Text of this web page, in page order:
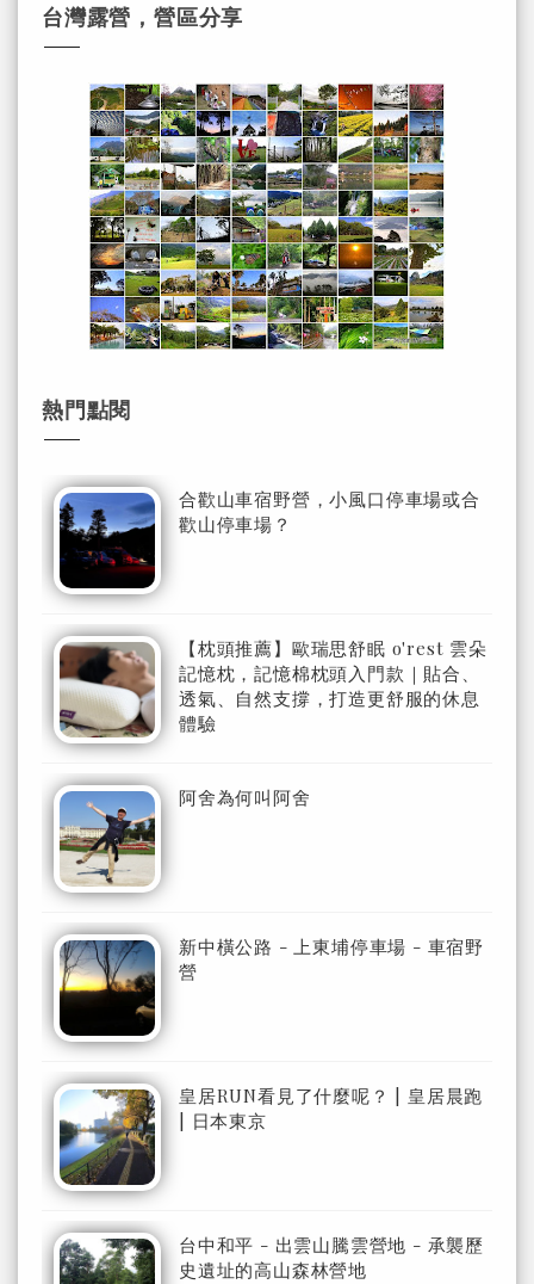
台灣露營，營區分享
熱門點閱
合歡山車宿野營，小風口停車場或合
歡山停車場？
【枕頭推薦】歐瑞思舒眠 o'rest 雲朵
記憶枕，記憶棉枕頭入門款｜貼合、
透氣、自然支撐，打造更舒服的休息
體驗
阿舍為何叫阿舍
新中橫公路 - 上東埔停車場 - 車宿野
營
皇居RUN看見了什麼呢？ | 皇居晨跑
| 日本東京
台中和平 - 出雲山騰雲營地 - 承襲歷
史遺址的高山森林營地